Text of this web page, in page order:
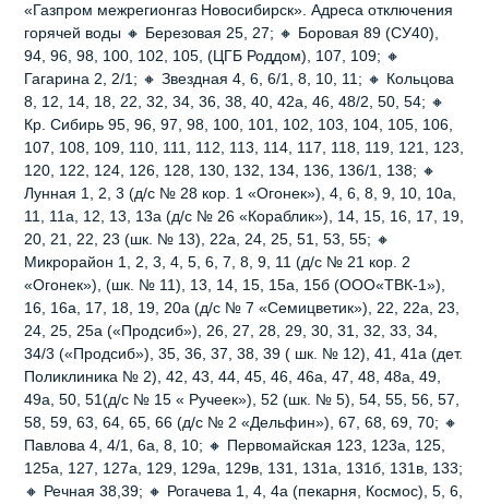
«Газпром межрегионгаз Новосибирск». Адреса отключения
горячей воды 🔸 Березовая 25, 27; 🔸 Боровая 89 (СУ40),
94, 96, 98, 100, 102, 105, (ЦГБ Роддом), 107, 109; 🔸
Гагарина 2, 2/1; 🔸 Звездная 4, 6, 6/1, 8, 10, 11; 🔸 Кольцова
8, 12, 14, 18, 22, 32, 34, 36, 38, 40, 42а, 46, 48/2, 50, 54; 🔸
Кр. Сибирь 95, 96, 97, 98, 100, 101, 102, 103, 104, 105, 106,
107, 108, 109, 110, 111, 112, 113, 114, 117, 118, 119, 121, 123,
120, 122, 124, 126, 128, 130, 132, 134, 136, 136/1, 138; 🔸
Лунная 1, 2, 3 (д/с № 28 кор. 1 «Огонек»), 4, 6, 8, 9, 10, 10а,
11, 11а, 12, 13, 13а (д/с № 26 «Кораблик»), 14, 15, 16, 17, 19,
20, 21, 22, 23 (шк. № 13), 22а, 24, 25, 51, 53, 55; 🔸
Микрорайон 1, 2, 3, 4, 5, 6, 7, 8, 9, 11 (д/с № 21 кор. 2
«Огонек»), (шк. № 11), 13, 14, 15, 15а, 15б (ООО«ТВК-1»),
16, 16а, 17, 18, 19, 20а (д/с № 7 «Семицветик»), 22, 22а, 23,
24, 25, 25а («Продсиб»), 26, 27, 28, 29, 30, 31, 32, 33, 34,
34/3 («Продсиб»), 35, 36, 37, 38, 39 ( шк. № 12), 41, 41а (дет.
Поликлиника № 2), 42, 43, 44, 45, 46, 46а, 47, 48, 48а, 49,
49а, 50, 51(д/с № 15 « Ручеек»), 52 (шк. № 5), 54, 55, 56, 57,
58, 59, 63, 64, 65, 66 (д/с № 2 «Дельфин»), 67, 68, 69, 70; 🔸
Павлова 4, 4/1, 6а, 8, 10; 🔸 Первомайская 123, 123а, 125,
125а, 127, 127а, 129, 129а, 129в, 131, 131а, 131б, 131в, 133;
🔸 Речная 38,39; 🔸 Рогачева 1, 4, 4а (пекарня, Космос), 5, 6,